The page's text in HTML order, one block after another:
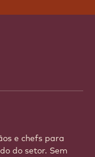
e chefs para
do setor. Sem